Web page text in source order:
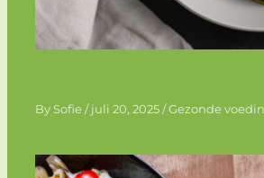
BySofie/ juli 20, 2025/Gezonde